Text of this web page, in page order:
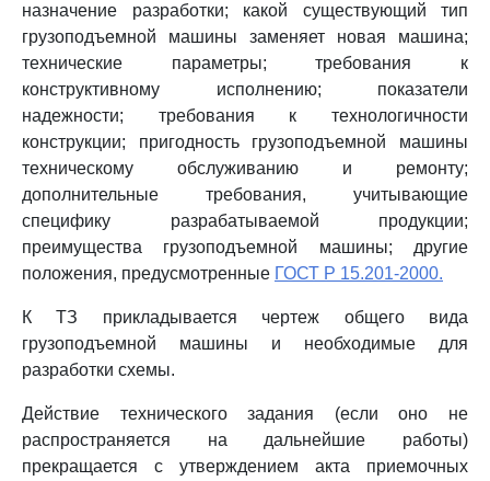
назначение разработки; какой существующий тип
грузоподъемной машины заменяет новая машина;
технические параметры; требования к
конструктивному исполнению; показатели
надежности; требования к технологичности
конструкции; пригодность грузоподъемной машины
техническому обслуживанию и ремонту;
дополнительные требования, учитывающие
специфику разрабатываемой продукции;
преимущества грузоподъемной машины; другие
положения, предусмотренные ГОСТ Р 15.201-2000.
К ТЗ прикладывается чертеж общего вида
грузоподъемной машины и необходимые для
разработки схемы.
Действие технического задания (если оно не
распространяется на дальнейшие работы)
прекращается с утверждением акта приемочных